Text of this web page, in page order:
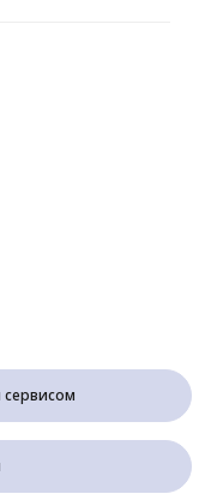
сервисом